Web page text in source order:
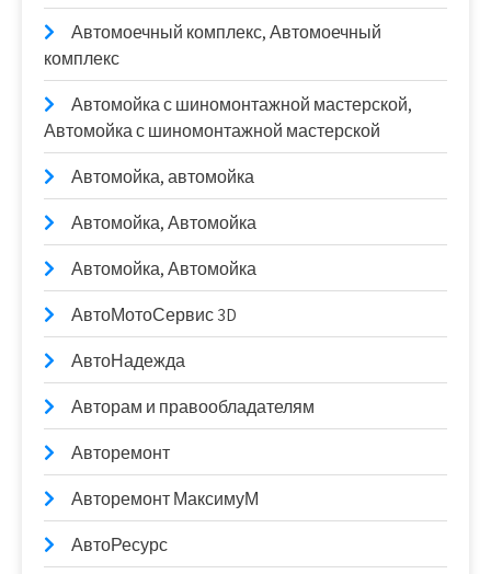
Автомоечный комплекс, Автомоечный
комплекс
Автомойка с шиномонтажной мастерской,
Автомойка с шиномонтажной мастерской
Автомойка, автомойка
Автомойка, Автомойка
Автомойка, Автомойка
АвтоМотоСервис 3D
АвтоНадежда
Авторам и правообладателям
Авторемонт
Авторемонт МаксимуМ
АвтоРесурс